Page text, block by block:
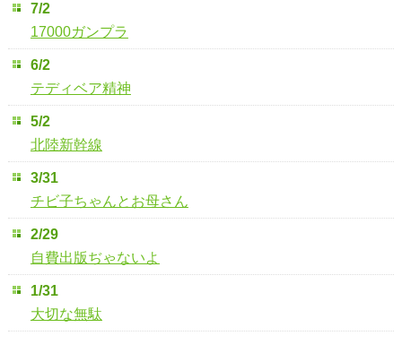
7/2
17000ガンプラ
6/2
テディベア精神
5/2
北陸新幹線
3/31
チビ子ちゃんとお母さん
2/29
自費出版ぢゃないよ
1/31
大切な無駄